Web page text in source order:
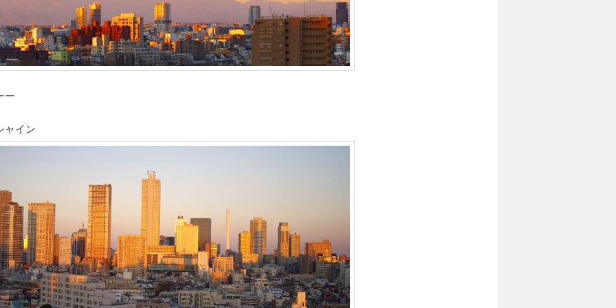
ー
ャイン